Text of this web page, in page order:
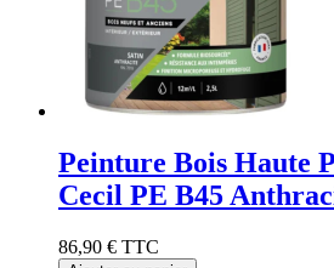
Peinture Bois Haute
Cecil PE B45
86,90 € TTC